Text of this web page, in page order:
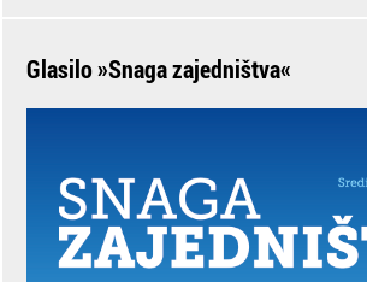
Glasilo »Snaga zajedništva«